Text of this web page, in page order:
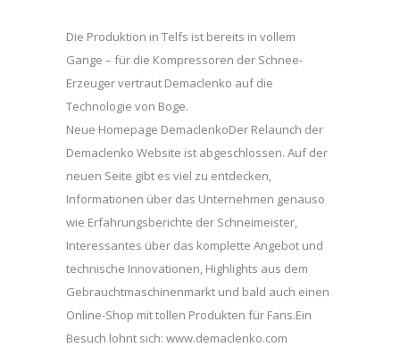
Die Produktion in Telfs ist bereits in vollem
Gange – für die Kompressoren der Schnee-
Erzeuger vertraut Demaclenko auf die
Technologie von Boge.
Neue Homepage DemaclenkoDer Relaunch der
Demaclenko Website ist abgeschlossen. Auf der
neuen Seite gibt es viel zu entdecken,
Informationen über das Unternehmen genauso
wie Erfahrungsberichte der Schneimeister,
Interessantes über das komplette Angebot und
technische Innovationen, Highlights aus dem
Gebrauchtmaschinenmarkt und bald auch einen
Online-Shop mit tollen Produkten für Fans.Ein
Besuch lohnt sich: www.demaclenko.com